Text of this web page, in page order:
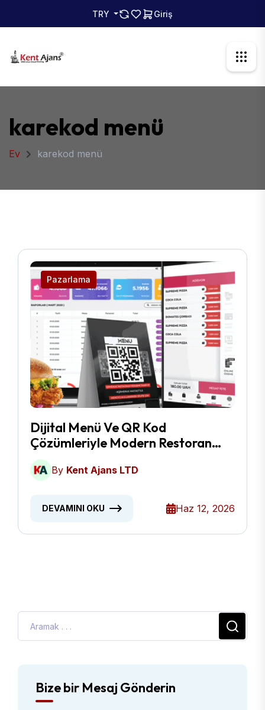
TRY Giriş
karekod menü
Ev karekod menü
Pazarlama
Dijital Menü Ve QR Kod
Çözümleriyle Modern Restoran
Yönetimi
By Kent Ajans LTD
DEVAMINI OKU Haz 12, 2026
Bize bir Mesaj Gönderin